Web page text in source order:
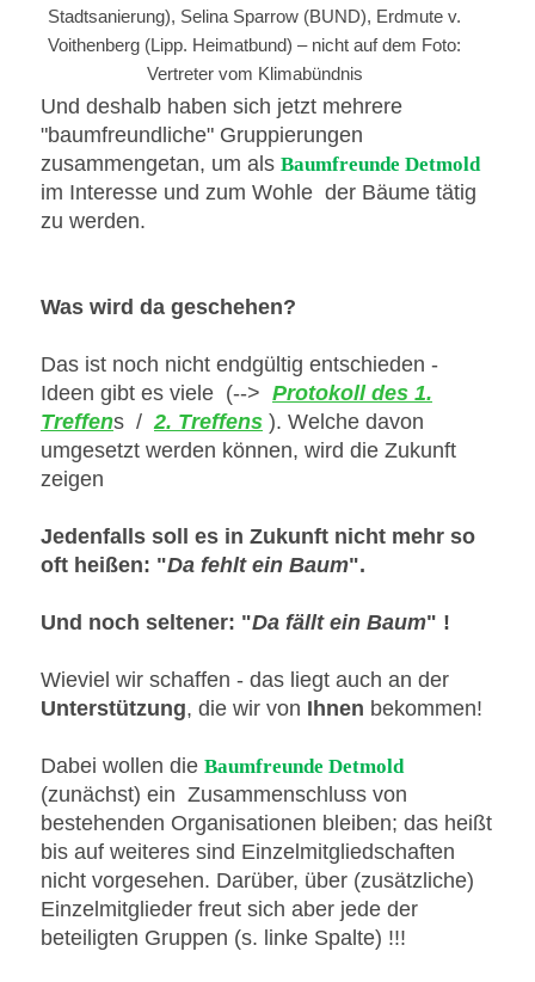
Stadtsanierung), Selina Sparrow (BUND), Erdmute v.
Voithenberg (Lipp. Heimatbund) – nicht auf dem Foto:
Vertreter vom Klimabündnis
Und deshalb haben sich jetzt mehrere
"baumfreundliche" Gruppierungen
zusammengetan, um als Baumfreunde Detmold
im Interesse und zum Wohle der Bäume tätig
zu werden.
Was wird da geschehen?
Das ist noch nicht endgültig entschieden -
Ideen gibt es viele (--> Protokoll des 1.
Treffens /2. Treffens ). Welche davon
umgesetzt werden können, wird die Zukunft
zeigen
Jedenfalls soll es in Zukunft nicht mehr so
oft heißen: "Da fehlt ein Baum".
Und noch seltener: "Da fällt ein Baum" !
Wieviel wir schaffen - das liegt auch an der
Unterstützung, die wir von Ihnen bekommen!
Dabei wollen die Baumfreunde Detmold
(zunächst) ein Zusammenschluss von
bestehenden Organisationen bleiben; das heißt
bis auf weiteres sind Einzelmitgliedschaften
nicht vorgesehen. Darüber, über (zusätzliche)
Einzelmitglieder freut sich aber jede der
beteiligten Gruppen (s. linke Spalte) !!!